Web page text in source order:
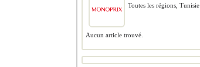
Toutes les régions, Tunisie
Aucun article trouvé.